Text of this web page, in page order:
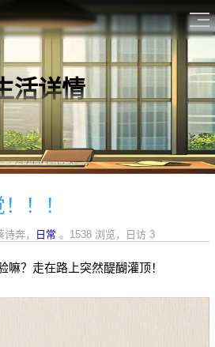
活详情
！！
诗奔， 日常 。1538 浏览，日访 3
嘛？走在路上突然醍醐灌顶！